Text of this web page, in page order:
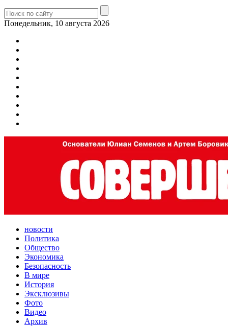
Понедельник, 10 августа 2026
новости
Политика
Общество
Экономика
Безопасность
В мире
История
Эксклюзивы
Фото
Видео
Архив